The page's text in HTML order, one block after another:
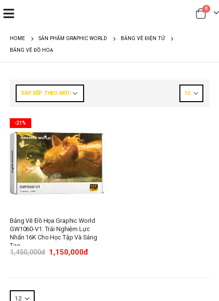
0
HOME SẢN PHẨM GRAPHIC WORLD
BẢNG VẼ ĐIỆN TỬ
BẢNG VẼ ĐỒ HOẠ
-21%
Bảng Vẽ Đồ Họa Graphic World
GW1060-V1: Trải Nghiệm Lực
Nhấn 16K Cho Học Tập Và Sáng
Tạo
1,450,000đ 1,150,000đ